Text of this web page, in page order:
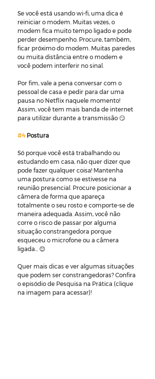
Se você está usando wi-fi, uma dica é
reiniciar o modem. Muitas vezes, o
modem fica muito tempo ligado e pode
perder desempenho. Procure, também,
ficar próximo do modem. Muitas paredes
ou muita distância entre o modem e
você podem interferir no sinal.
Por fim, vale a pena conversar com o
pessoal de casa e pedir para dar uma
pausa no Netflix naquele momento!
Assim, você tem mais banda de internet
para utilizar durante a transmissão 😏
#4 Postura
Só porque você está trabalhando ou
estudando em casa, não quer dizer que
pode fazer qualquer coisa! Mantenha
uma postura como se estivesse na
reunião presencial. Procure posicionar a
câmera de forma que apareça
totalmente o seu rosto e comporte-se de
maneira adequada. Assim, você não
corre o risco de passar por alguma
situação constrangedora porque
esqueceu o microfone ou a câmera
ligada... 😊
Quer mais dicas e ver algumas situações
que podem ser constrangedoras? Confira
o episódio de Pesquisa na Prática (clique
na imagem para acessar)!